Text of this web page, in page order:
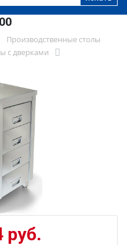
Производственные столы
с дверками
руб.